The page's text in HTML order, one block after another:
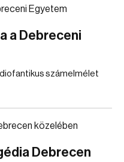
a Debreceni
számelmélet
Debrecen